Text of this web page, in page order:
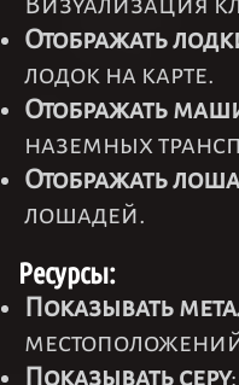
Отображать
лодок на карте.
Отображать
наземных
Отображать
лошадей.
Ресурсы:
Показывать
Показывать серу